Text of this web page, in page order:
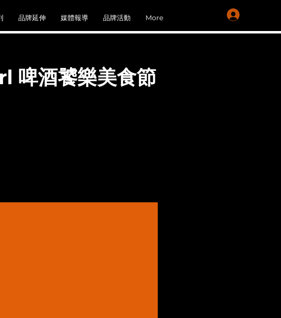
品牌延伸 媒體報導 品牌活動 More
啤酒饕樂美食節